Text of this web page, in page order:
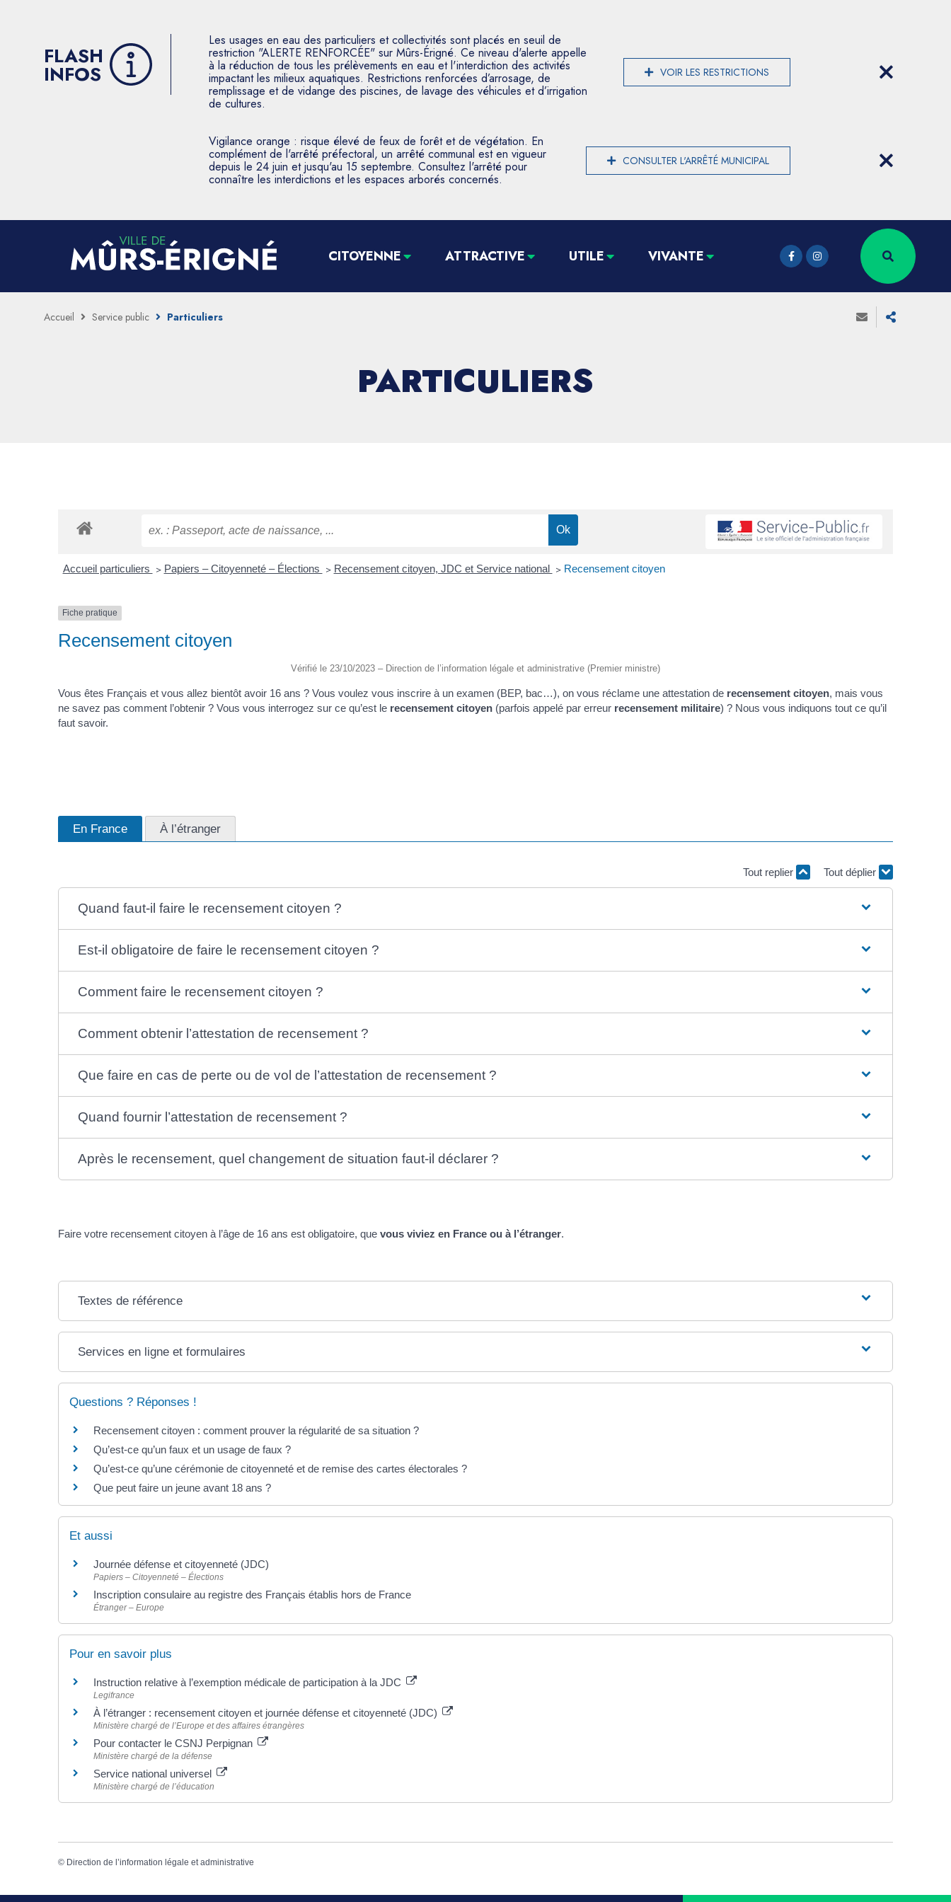
FLASH
INFOS
Les usages en eau des particuliers et collectivités sont placés en seuil de
restriction "ALERTE RENFORCÉE" sur Mûrs-Érigné. Ce niveau d'alerte appelle
à la réduction de tous les prélèvements en eau et l'interdiction des activités
impactant les milieux aquatiques. Restrictions renforcées d’arrosage, de
remplissage et de vidange des piscines, de lavage des véhicules et d’irrigation
de cultures.
VOIR LES RESTRICTIONS
Vigilance orange : risque élevé de feux de forêt et de végétation. En
complément de l'arrêté préfectoral, un arrêté communal est en vigueur
depuis le 24 juin et jusqu'au 15 septembre. Consultez l'arrêté pour
connaître les interdictions et les espaces arborés concernés.
CONSULTER L'ARRÊTÉ MUNICIPAL
CITOYENNE ATTRACTIVE UTILE VIVANTE
Accueil Service public Particuliers
PARTICULIERS
Accueil particuliers > Papiers – Citoyenneté – Élections > Recensement citoyen, JDC et Service national > Recensement citoyen
Fiche pratique
Recensement citoyen
Vérifié le 23/10/2023 – Direction de l’information légale et administrative (Premier ministre)
Vous êtes Français et vous allez bientôt avoir 16 ans ? Vous voulez vous inscrire à un examen (BEP, bac…), on vous réclame une attestation de recensement citoyen, mais vous
ne savez pas comment l’obtenir ? Vous vous interrogez sur ce qu’est le recensement citoyen (parfois appelé par erreur recensement militaire) ? Nous vous indiquons tout ce qu’il
faut savoir.
En France À l’étranger
Tout replier Tout déplier
Quand faut-il faire le recensement citoyen ?
Est-il obligatoire de faire le recensement citoyen ?
Comment faire le recensement citoyen ?
Comment obtenir l’attestation de recensement ?
Que faire en cas de perte ou de vol de l’attestation de recensement ?
Quand fournir l’attestation de recensement ?
Après le recensement, quel changement de situation faut-il déclarer ?
Faire votre recensement citoyen à l’âge de 16 ans est obligatoire, que vous viviez en France ou à l’étranger.
Textes de référence
Services en ligne et formulaires
Questions ? Réponses !
Recensement citoyen : comment prouver la régularité de sa situation ?
Qu’est-ce qu’un faux et un usage de faux ?
Qu’est-ce qu’une cérémonie de citoyenneté et de remise des cartes électorales ?
Que peut faire un jeune avant 18 ans ?
Et aussi
Journée défense et citoyenneté (JDC)
Papiers – Citoyenneté – Élections
Inscription consulaire au registre des Français établis hors de France
Étranger – Europe
Pour en savoir plus
Instruction relative à l’exemption médicale de participation à la JDC
Legifrance
À l’étranger : recensement citoyen et journée défense et citoyenneté (JDC)
Ministère chargé de l’Europe et des affaires étrangères
Pour contacter le CSNJ Perpignan
Ministère chargé de la défense
Service national universel
Ministère chargé de l’éducation
© Direction de l’information légale et administrative